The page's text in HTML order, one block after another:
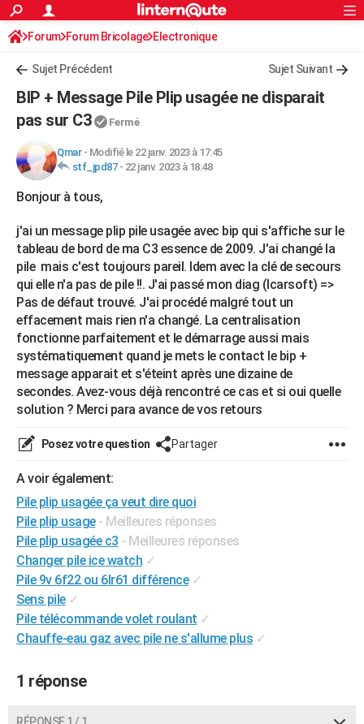
ACTUALITÉS
Politique
Société
Faits Divers
Education
Monde
Villes
+
Programme TV
Sorties cinéma
FINANCE
Retraite
Impôts
Epargne
Immobilier
Risques naturels par ville
Banque
Assurance
Crédit
AUTO
Essais
Réserver un essai
Citadines
Berlines
SUV
Forum auto
HIGH-TECH
Forum
Aménagement intérieur
Extérieur
Cuisine
Salle de bains
Jardinage
Rangement
WEEK-END
Guides de France
Escapades
Patrimoine
Expositions
Musées
Week-end nature
+LIFESTYLE
Art de vivre
Bien-être
Loisirs
Mode
Modes de vie
SANTE
Alimentation
Guide de la santé
Maladies
Médicaments
Sommeil
VOYAGE
Destinations
City break
Voyage nature
Voyage de noces
Forum
Climat
+
GUIDES D'ACHAT
BONS PLANS
CARTE DE VOEUX
Carte de Noël
Carte Bonne année
Carte Saint-Valentin
Carte Pâques
Carte d'anniversaire
DICTIONNAIRE
Dictionnaire
Biographies
Citations
Expressions
Proverbes
PROGRAMME TV
COPAINS D'AVANT
S'inscrire
Se connecter
Lycées
Collèges
Primaires
Universités
Entreprises
Service militaire
Avis de recherche
AVIS DE DÉCÈS
FORUM
Bricolage
Lifestyle
Culture
Sport
Auto
Television
Voyage
Cinema
S'inscrire
Connexion
Forum Forum Bricolage Electronique
Sujet Précédent Sujet Suivant
BIP + Message Pile Plip usagée ne disparait
pas sur C3
Fermé
Qmar- Modifié le 22 janv. 2023 à 17:45
stf_jpd87- 22 janv. 2023 à 18:48
Bonjour à tous,
j'ai un message plip pile usagée avec bip qui s'affiche sur le
tableau de bord de ma C3 essence de 2009. J'ai changé la
pile mais c'est toujours pareil. Idem avec la clé de secours
qui elle n'a pas de pile !!. J'ai passé mon diag (Icarsoft) =>
Pas de défaut trouvé. J'ai procédé malgré tout un
effacement mais rien n'a changé. La centralisation
fonctionne parfaitement et le démarrage aussi mais
systématiquement quand je mets le contact le bip +
message apparait et s'éteint après une dizaine de
secondes. Avez-vous déjà rencontré ce cas et si oui quelle
solution ? Merci para avance de vos retours
Posez votre question Partager
A voir également:
Pile plip usagée ça veut dire quoi
Pile plip usage - Meilleures réponses
Pile plip usagée c3 - Meilleures réponses
Changer pile ice watch ✓
Pile 9v 6f22 ou 6lr61 différence ✓
Sens pile ✓
Pile télécommande volet roulant ✓
Chauffe-eau gaz avec pile ne s'allume plus ✓
1 réponse